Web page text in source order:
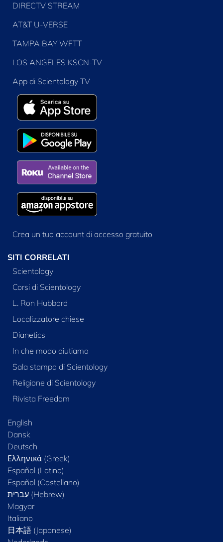
DIRECTV STREAM
AT&T U-VERSE
TAMPA BAY WFTT
LOS ANGELES KSCN-TV
App di Scientology TV
Crea un tuo account di accesso gratuito
SITI CORRELATI
Scientology
Corsi di Scientology
L. Ron Hubbard
Localizzatore chiese
Dianetics
In che modo aiutiamo
Sala stampa di Scientology
Religione di Scientology
Rivista Freedom
English
Dansk
Deutsch
Ελληνικά (Greek)
Español (Latino)
Español (Castellano)
Magyar
Italiano
日本語 (Japanese)